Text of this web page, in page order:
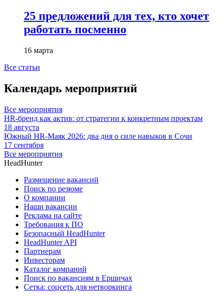
25 предложений для тех, кто хочет
работать посменно
16 марта
Все статьи
Календарь мероприятий
Все мероприятия
HR-бренд как актив: от стратегии к конкретным проектам
18 августа
Южный HR-Маяк 2026: два дня о силе навыков в Сочи
17 сентября
Все мероприятия
HeadHunter
Размещение вакансий
Поиск по резюме
О компании
Наши вакансии
Реклама на сайте
Требования к ПО
Безопасный HeadHunter
HeadHunter API
Партнерам
Инвесторам
Каталог компаний
Поиск по вакансиям в Ершичах
Сетка: соцсеть для нетворкинга